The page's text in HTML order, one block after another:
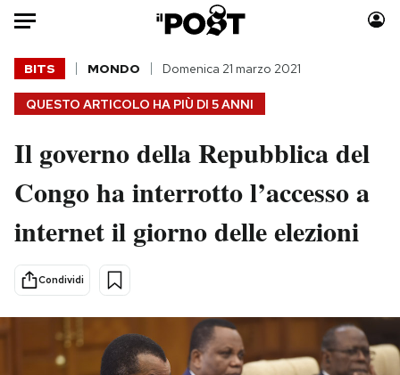
Auto
HOME
Italia
Politica
Tecnologia
Scienza
Economia
Sport
Moda
Consumismi
Storie/Idee
Altrecose
Mondiali calcio 2026
QUESTO ARTICOLO HA PIÙ DI 5 ANNI
BITS MONDO Domenica 21 marzo 2021
Il governo della Repubblica del
Congo ha interrotto l’accesso a
internet il giorno delle elezioni
Condividi